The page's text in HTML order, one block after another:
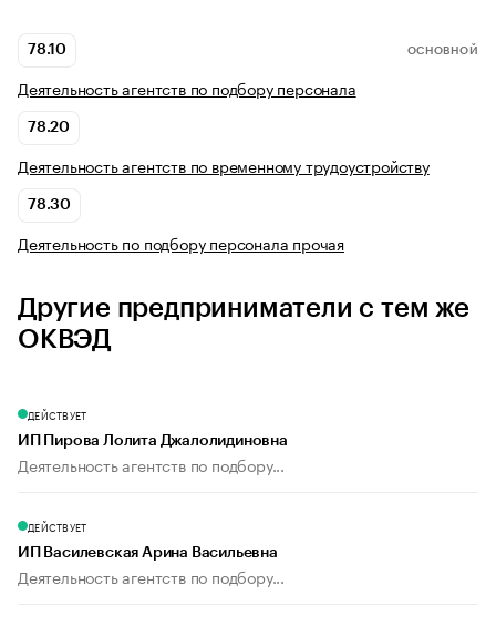
78.10 ОСНОВНОЙ
Деятельность агентств по подбору персонала
78.20
Деятельность агентств по временному трудоустройству
78.30
Деятельность по подбору персонала прочая
Другие предприниматели с тем же
ОКВЭД
ДЕЙСТВУЕТ
ИП Пирова Лолита Джалолидиновна
Деятельность агентств по подбору...
ДЕЙСТВУЕТ
ИП Василевская Арина Васильевна
Деятельность агентств по подбору...